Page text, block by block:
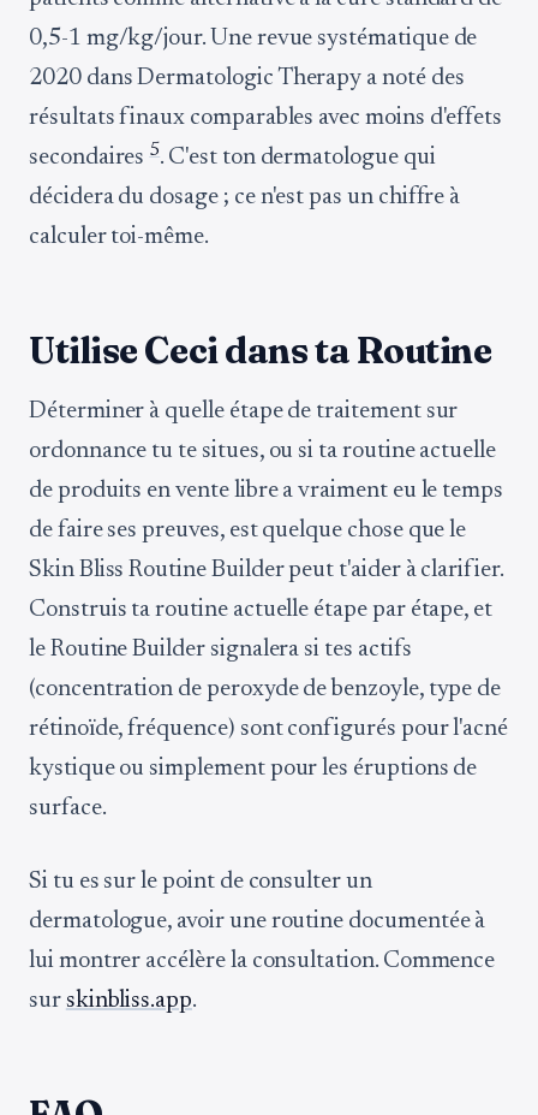
0,5-1 mg/kg/jour. Une revue systématique de
2020 dans Dermatologic Therapy a noté des
résultats finaux comparables avec moins d'effets
secondaires5. C'est ton dermatologue qui
décidera du dosage ; ce n'est pas un chiffre à
calculer toi-même.
Utilise Ceci dans ta Routine
Déterminer à quelle étape de traitement sur
ordonnance tu te situes, ou si ta routine actuelle
de produits en vente libre a vraiment eu le temps
de faire ses preuves, est quelque chose que le
Skin Bliss Routine Builder peut t'aider à clarifier.
Construis ta routine actuelle étape par étape, et
le Routine Builder signalera si tes actifs
(concentration de peroxyde de benzoyle, type de
rétinoïde, fréquence) sont configurés pour l'acné
kystique ou simplement pour les éruptions de
surface.
Si tu es sur le point de consulter un
dermatologue, avoir une routine documentée à
lui montrer accélère la consultation. Commence
sur skinbliss.app.